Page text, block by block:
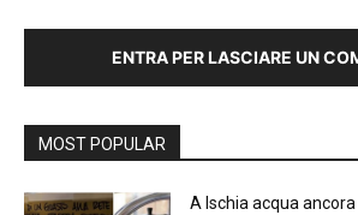
ENTRA PER LASCIARE UN
MOST POPULAR
A Ischia acqua